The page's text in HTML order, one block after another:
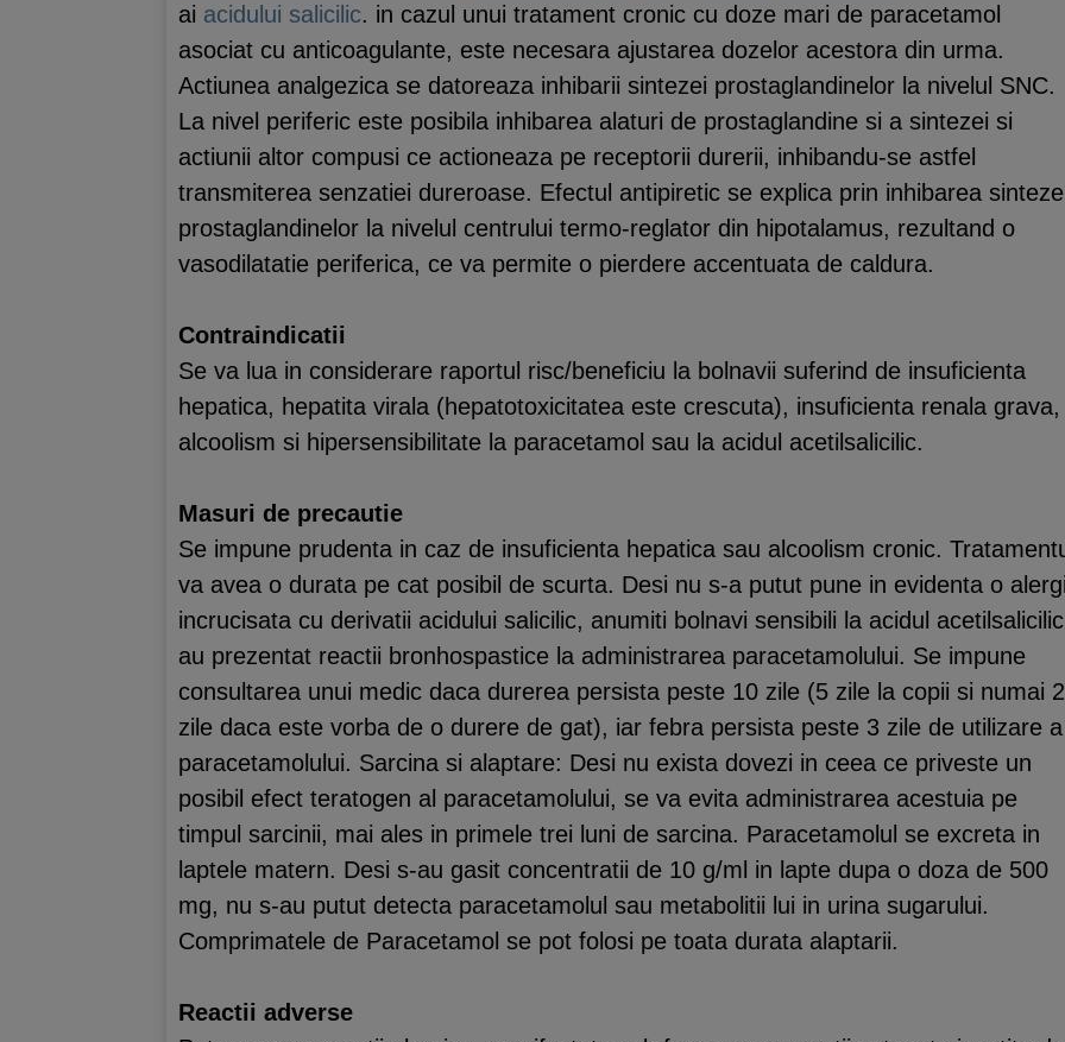
ai acidului salicilic. in cazul unui tratament cronic cu doze mari de paracetamol
asociat cu anticoagulante, este necesara ajustarea dozelor acestora din urma.
Actiunea analgezica se datoreaza inhibarii sintezei prostaglandinelor la nivelul SNC.
La nivel periferic este posibila inhibarea alaturi de prostaglandine si a sintezei si
actiunii altor compusi ce actioneaza pe receptorii durerii, inhibandu-se astfel
transmiterea senzatiei dureroase. Efectul antipiretic se explica prin inhibarea
prostaglandinelor la nivelul centrului termo-reglator din hipotalamus, rezultand o
vasodilatatie periferica, ce va permite o pierdere accentuata de caldura.
Contraindicatii
Se va lua in considerare raportul risc/beneficiu la bolnavii suferind de insuficienta
hepatica, hepatita virala (hepatotoxicitatea este crescuta), insuficienta renala grava,
alcoolism si hipersensibilitate la paracetamol sau la acidul acetilsalicilic.
Masuri de precautie
Se impune prudenta in caz de insuficienta hepatica sau alcoolism cronic.
va avea o durata pe cat posibil de scurta. Desi nu s-a putut pune in evidenta o
incrucisata cu derivatii acidului salicilic, anumiti bolnavi sensibili la acidul acetilsalicilic
au prezentat reactii bronhospastice la administrarea paracetamolului. Se impune
consultarea unui medic daca durerea persista peste 10 zile (5 zile la copii si numai 2
zile daca este vorba de o durere de gat), iar febra persista peste 3 zile de utilizare a
paracetamolului. Sarcina si alaptare: Desi nu exista dovezi in ceea ce priveste un
posibil efect teratogen al paracetamolului, se va evita administrarea acestuia pe
timpul sarcinii, mai ales in primele trei luni de sarcina. Paracetamolul se excreta in
laptele matern. Desi s-au gasit concentratii de 10 g/ml in lapte dupa o doza de 500
mg, nu s-au putut detecta paracetamolul sau metabolitii lui in urina sugarului.
Comprimatele de Paracetamol se pot folosi pe toata durata alaptarii.
Reactii adverse